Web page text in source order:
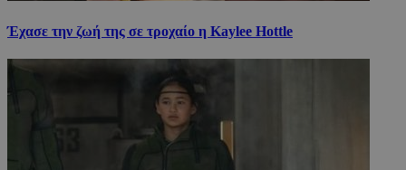
Έχασε την ζωή της σε τροχαίο η Kaylee Hottle